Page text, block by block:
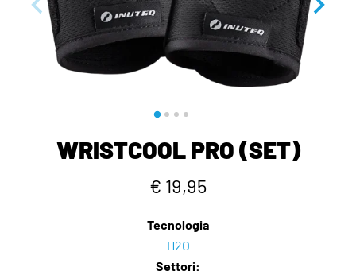
WRISTCOOL PRO (SET)
€ 19,95
Tecnologia
H2O
Settori: